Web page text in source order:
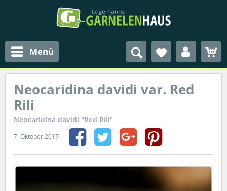
Menü
Neocaridina davidi var. Red
Rili
Neocaridina davidi "Red Rili"
7. Oktober 2017